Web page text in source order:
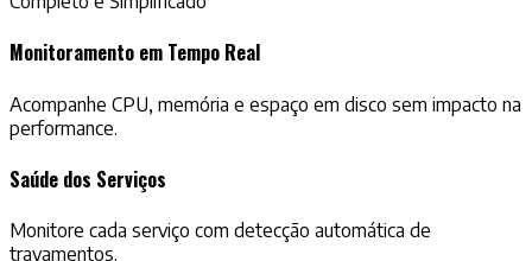
Monitoramento em Tempo Real
Acompanhe CPU, memória e espaço em disco sem impacto na
performance.
Saúde dos Serviços
Monitore cada serviço com detecção automática de
travamentos.